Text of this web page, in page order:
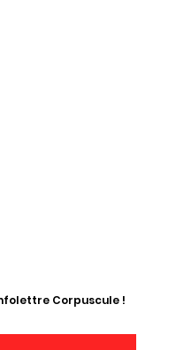
Corpuscule !